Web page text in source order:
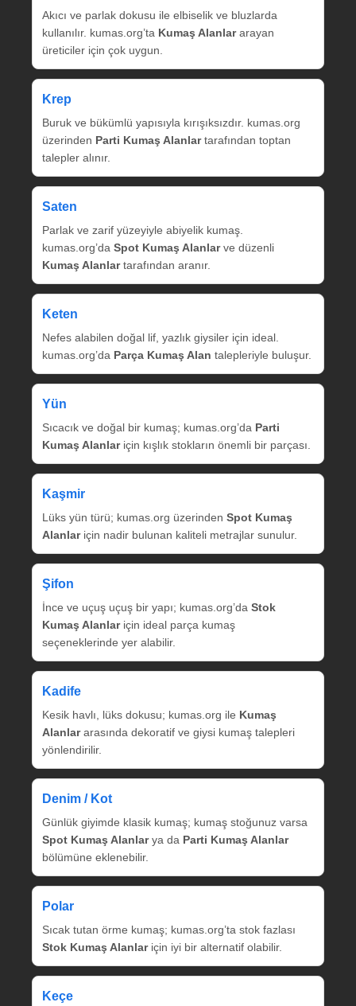
Akıcı ve parlak dokusu ile elbiselik ve bluzlarda
kullanılır. kumas.org’ta Kumaş Alanlararayan
üreticiler için çok uygun.
Krep
Buruk ve bükümlü yapısıyla kırışıksızdır. kumas.org
üzerinden Parti Kumaş Alanlartarafından toptan
talepler alınır.
Saten
Parlak ve zarif yüzeyiyle abiyelik kumaş.
kumas.org’da Spot Kumaş Alanlarve düzenli
Kumaş Alanlartarafından aranır.
Keten
Nefes alabilen doğal lif, yazlık giysiler için ideal.
kumas.org’da Parça Kumaş Alan talepleriyle buluşur.
Yün
Sıcacık ve doğal bir kumaş; kumas.org’da Parti
Kumaş Alanlariçin kışlık stokların önemli bir parçası.
Kaşmir
Lüks yün türü; kumas.org üzerinden Spot Kumaş
Alanlariçin nadir bulunan kaliteli metrajlar sunulur.
Şifon
İnce ve uçuş uçuş bir yapı; kumas.org’da Stok
Kumaş Alanlariçin ideal parça kumaş
seçeneklerinde yer alabilir.
Kadife
Kesik havlı, lüks dokusu; kumas.org ile Kumaş
Alanlararasında dekoratif ve giysi kumaş talepleri
yönlendirilir.
Denim / Kot
Günlük giyimde klasik kumaş; kumaş stoğunuz varsa
Spot Kumaş Alanlarya da Parti Kumaş Alanlar
bölümüne eklenebilir.
Polar
Sıcak tutan örme kumaş; kumas.org’ta stok fazlası
Stok Kumaş Alanlariçin iyi bir alternatif olabilir.
Keçe